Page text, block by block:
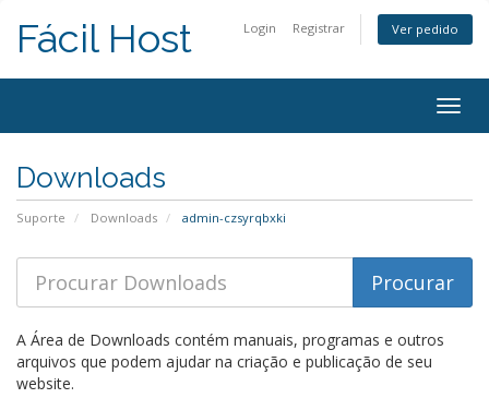
Login Registrar Ver pedido
Fácil Host
Downloads
Suporte Downloads admin-czsyrqbxki
A Área de Downloads contém manuais, programas e outros
arquivos que podem ajudar na criação e publicação de seu
website.